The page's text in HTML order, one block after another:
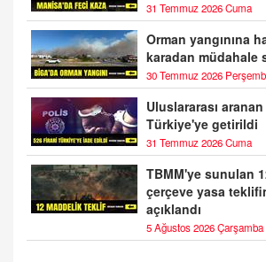
31 Temmuz 2026 Cuma
Orman yangınına
karadan müdahale
30 Temmuz 2026
Uluslararası
Türkiye'ye getirildi
31 Temmuz 2026 Cuma
TBMM'ye sunulan
çerçeve yasa
açıklandı
5 Ağustos 2026 Çarşamba